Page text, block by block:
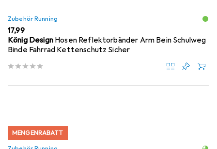
Zubehör Running
EUR
17,99
König Design Hosen Reflektorbänder Arm Bein Schulweg
Binde Fahrrad Kettenschutz Sicher
MENGENRABATT